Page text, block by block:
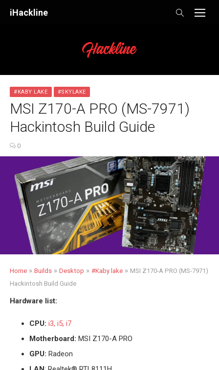
iHackline
#KABY LAKE #SKYLAKE
MSI Z170-A PRO (MS-7971)
Hackintosh Build Guide
0
Home » Builds » Desktop » #Kaby lake » MSI Z170-A PRO (MS-7971)
Hackintosh Build Guide
Hardware list:
CPU: i3, i5, i7
Motherboard: MSI Z170-A PRO
GPU: Radeon